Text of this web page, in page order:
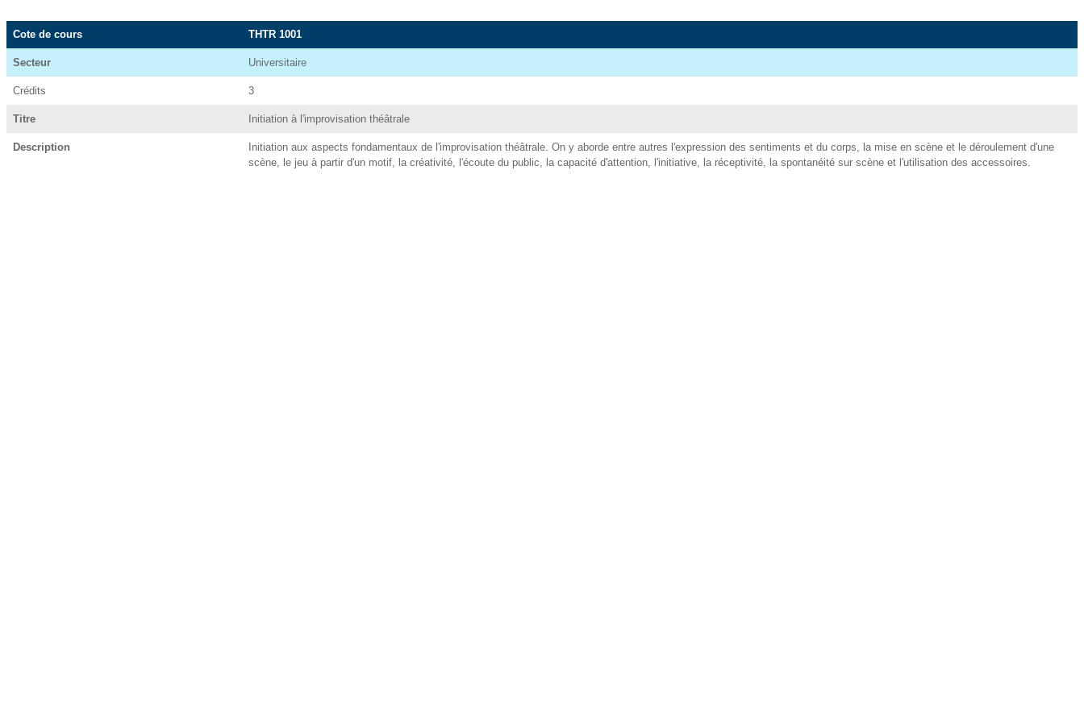
Cote de cours THTR 1001
Secteur Universitaire
Crédits 3
Titre Initiation à l'improvisation théâtrale
Description
Initiation aux aspects fondamentaux de l'improvisation théâtrale. On y aborde entre autres l'expression des sentiments et du corps, la mise en scène et le déroulement d'une
scène, le jeu à partir d'un motif, la créativité, l'écoute du public, la capacité d'attention, l'initiative, la réceptivité, la spontanéité sur scène et l'utilisation des accessoires.